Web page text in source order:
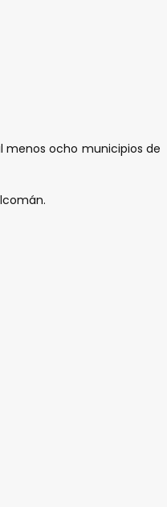
menos ocho municipios de